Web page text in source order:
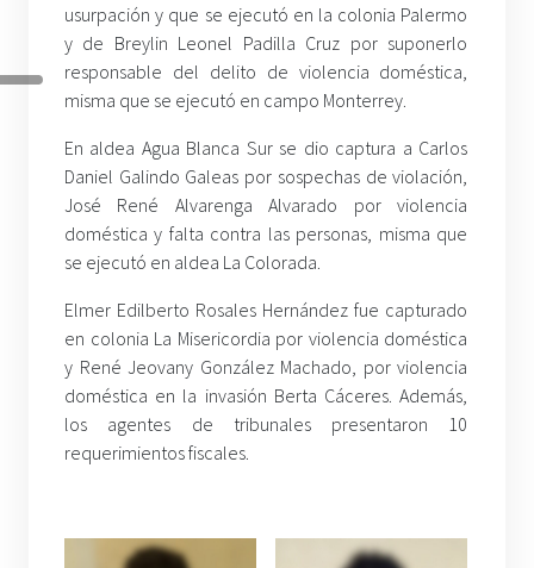
usurpación y que se ejecutó en la colonia Palermo
y de Breylin Leonel Padilla Cruz por suponerlo
responsable del delito de violencia doméstica,
misma que se ejecutó en campo Monterrey.
En aldea Agua Blanca Sur se dio captura a Carlos
Daniel Galindo Galeas por sospechas de violación,
José René Alvarenga Alvarado por violencia
doméstica y falta contra las personas, misma que
se ejecutó en aldea La Colorada.
Elmer Edilberto Rosales Hernández fue capturado
en colonia La Misericordia por violencia doméstica
y René Jeovany González Machado, por violencia
doméstica en la invasión Berta Cáceres. Además,
los agentes de tribunales presentaron 10
requerimientos fiscales.